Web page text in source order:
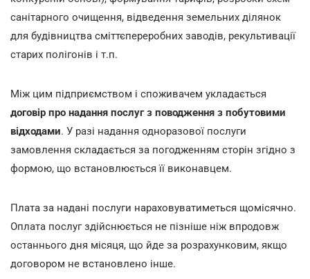
санітарного очищення, відведення земельних ділянок
для будівництва сміттєпереробних заводів, рекультивації
старих полігонів і т.п.
Між цим підприємством і споживачем укладається
договір про надання послуг з поводження з побутовими
відходами. У разі надання одноразової послуги
замовлення складається за погодженням сторін згідно з
формою, що встановлюється її виконавцем.
Плата за надані послуги нараховуватиметься щомісячно.
Оплата послуг здійснюється не пізніше ніж впродовж
останнього дня місяця, що йде за розрахунковим, якщо
договором не встановлено інше.